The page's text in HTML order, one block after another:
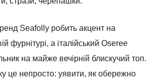
Seafolly робить акцент на
фурнітурі, а італійський Oseree
на майже вечірній блискучий топ.
це непросто: уявити, як обережно